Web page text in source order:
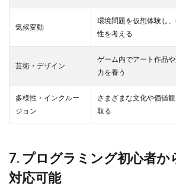
気候変動
環境問題を仮想体験し
性を考える
芸術・デザイン
ゲーム内でアート作品
力を養う
多様性・インクルー
ジョン
さまざまな文化や価値
取る
7. プログラミング初心者か
対応可能